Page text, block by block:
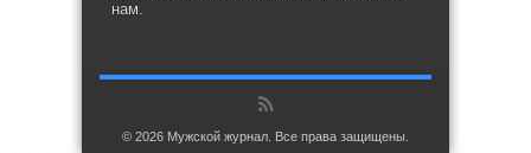
нам.
© 2026 Мужской журнал. Все права защищены.